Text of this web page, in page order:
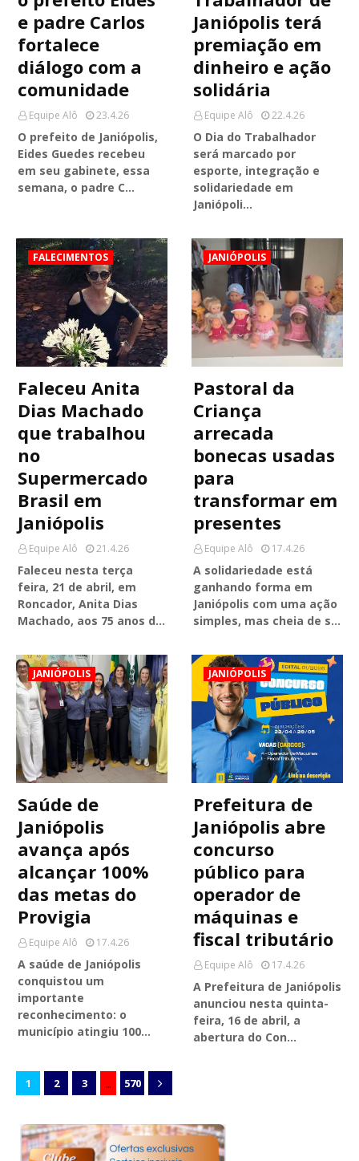
e padre Carlos
fortalece
diálogo com a
comunidade
Equipe Alô 23.4.26
O prefeito de Janiópolis,
Eides Guedes recebeu
em seu gabinete, essa
semana, o padre C…
Janiópolis terá
premiação em
dinheiro e ação
solidária
Equipe Alô 22.4.26
O Dia do Trabalhador
será marcado por
esporte, integração e
solidariedade em
Janiópoli…
FALECIMENTOS
Faleceu Anita
Dias Machado
que trabalhou
no
Supermercado
Brasil em
Janiópolis
Equipe Alô 21.4.26
Faleceu nesta terça
feira, 21 de abril, em
Roncador, Anita Dias
Machado, aos 75 anos d…
JANIÓPOLIS
Pastoral da
Criança
arrecada
bonecas usadas
para
transformar em
presentes
Equipe Alô 17.4.26
A solidariedade está
ganhando forma em
Janiópolis com uma ação
simples, mas cheia de s…
JANIÓPOLIS
Saúde de
Janiópolis
avança após
alcançar 100%
das metas do
Provigia
Equipe Alô 17.4.26
A saúde de Janiópolis
conquistou um
importante
reconhecimento: o
município atingiu 100…
JANIÓPOLIS
Prefeitura de
Janiópolis abre
concurso
público para
operador de
máquinas e
fiscal tributário
Equipe Alô 17.4.26
A Prefeitura de Janiópolis
anunciou nesta quinta-
feira, 16 de abril, a
abertura do Con…
1 2 3 ... 570